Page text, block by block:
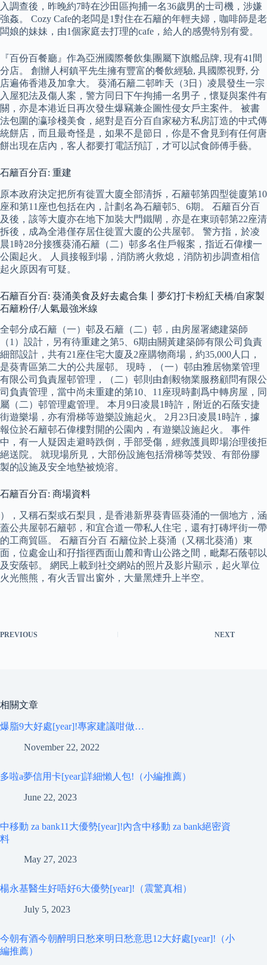
入調查後，昨晚約7時在沙田區拘捕一名36歲男的士司機，涉嫌
強姦。 Cozy Cafe的老闆是1對住在石籬的年輕夫婦，咖啡師是老
闆娘的妹妹，由1個家庭去打理的cafe，給人的感覺特別有愛。
『百份百餐廳』作為亞洲國際餐飲集團屬下旗艦品牌, 現有41間
分店。 創辦人柯鎮平先生擁有豐富的餐飲經驗, 具國際視野, 分
店遍佈香港及加拿大。 葵涌石籬二邨昨天（3日）凌晨發生一宗
入屋犯法及傷人案，警方同日下午拘捕一名男子，懷疑與案件有
關，亦是本港近日再次發生爆竊兼企圖性侵女戶主案件。 被書
法包圍的瀛珍棧美食，絕對是百分百自家秘方私房訂造的中式傳
統餅店，而且最奇怪是，如果不是節日，你是不會見到有任何唐
餅出現在店內，客人都要打電話預訂，才可以試食師傅手藝。
石籬百分百: 重建
原本政府決定把所有徙置大廈全部清拆，石籬邨第四型徙廈第10
座和第11座也包括在內，計劃名為石籬邨5、6期。 石籬百分百
及後，該等大廈亦在地下加裝大門鐵閘，亦是在東頭邨第22座清
拆後，成為全港僅存居住徙置大廈的公共屋邨。 警方指，於凌
晨1時28分接獲葵涌石籬（二）邨多名住戶報案，指近石偉樓一
公園起火。 人員接報到場，消防將火救熄，消防初步調查相信
起火原因有可疑。
石籬百分百: 葵涌美食及好去處合集丨夢幻打卡粉紅天橋/自家製
石籬粉仔/人氣最強米線
全邨分成石籬（一）邨及石籬（二）邨，由房屋署總建築師
（1）設計，另有待重建之第5、6期由關黃建築師有限公司負責
細部設計，共有21座住宅大廈及2座購物商場，約35,000人口，
是葵青區第二大的公共屋邨。 現時，（一）邨由雅居物業管理
有限公司負責屋邨管理，（二）邨則由創毅物業服務顧問有限公
司負責管理，當中尚未重建的第10、11座現時劃爲中轉房屋，同
屬（二）邨管理處管理。 本月9日凌晨1時許，附近的石蔭安捷
街遊樂場，亦有滑梯等遊樂設施起火。 2月23日凌晨1時許，據
報位於石籬邨石偉樓對開的公園內，有遊樂設施起火。 事件
中，有一人疑因走避時跌倒，手部受傷，經救護員即場治理後拒
絕送院。 就現場所見，大部份設施包括滑梯等焚毀、有部份膠
製的設施及安全地墊被燒溶。
石籬百分百: 商場資料
），又稱石梨或石梨貝，是香港新界葵青區葵涌的一個地方，涵
蓋公共屋邨石籬邨，和宜合道一帶私人住宅，還有打磚坪街一帶
的工商貿區。 石籬百分百 石籬位於上葵涌（又稱北葵涌）東
面，位處金山和孖指徑西面山麓和青山公路之間，毗鄰石蔭邨以
及安蔭邨。 網民上載到社交網站的照片及影片顯示，起火單位
火光熊熊，有火舌冒出窗外，大量黑煙升上半空。
PREVIOUS NEXT
相關文章
爆脂9大好處[year]!專家建議咁做…
November 22, 2022
多啦a夢信用卡[year]詳細懶人包!（小編推薦）
June 22, 2023
中移動 za bank11大優勢[year]!內含中移動 za bank絕密資
料
May 27, 2023
楊永基醫生好唔好6大優勢[year]!（震驚真相）
July 5, 2023
今朝有酒今朝醉明日愁來明日愁意思12大好處[year]!（小
編推薦）